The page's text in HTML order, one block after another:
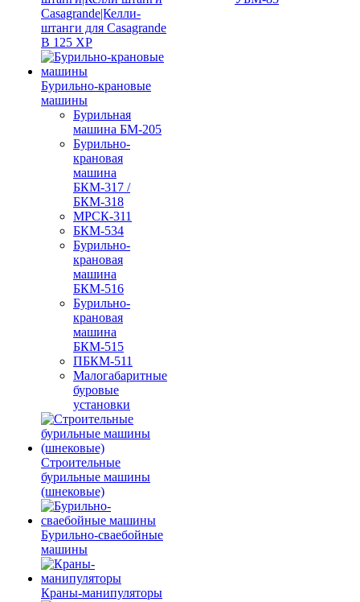
Casagrande|Келли-
штанги для Casagrande
B 125 XP
Бурильно-крановые
машины
Бурильная
машина БМ-205
Бурильно-
крановая
машина
БКМ-317 /
БКМ-318
МРСК-311
БКМ-534
Бурильно-
крановая
машина
БКМ-516
Бурильно-
крановая
машина
БКМ-515
ПБКМ-511
Малогабаритные
буровые
установки
Строительные
бурильные машины
(шнековые)
Бурильно-сваебойные
машины
Краны-манипуляторы